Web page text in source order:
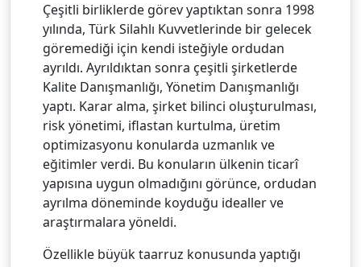
Çeşitli birliklerde görev yaptıktan sonra 1998
yılında, Türk Silahlı Kuvvetlerinde bir gelecek
göremediği için kendi isteğiyle ordudan
ayrıldı. Ayrıldıktan sonra çeşitli şirketlerde
Kalite Danışmanlığı, Yönetim Danışmanlığı
yaptı. Karar alma, şirket bilinci oluşturulması,
risk yönetimi, iflastan kurtulma, üretim
optimizasyonu konularda uzmanlık ve
eğitimler verdi. Bu konuların ülkenin ticarî
yapısına uygun olmadığını görünce, ordudan
ayrılma döneminde koyduğu idealler ve
araştırmalara yöneldi.
Özellikle büyük taarruz konusunda yaptığı